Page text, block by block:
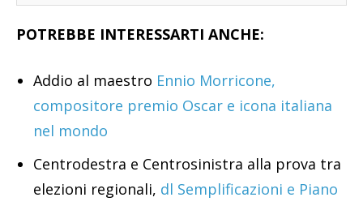
POTREBBE INTERESSARTI ANCHE:
Addio al maestro Ennio Morricone,
compositore premio Oscar e icona italiana
nel mondo
Centrodestra e Centrosinistra alla prova tra
elezioni regionali, dl Semplificazioni e Piano